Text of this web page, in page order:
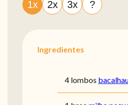
1x 2x 3x ?
Ingredientes
4 lombos